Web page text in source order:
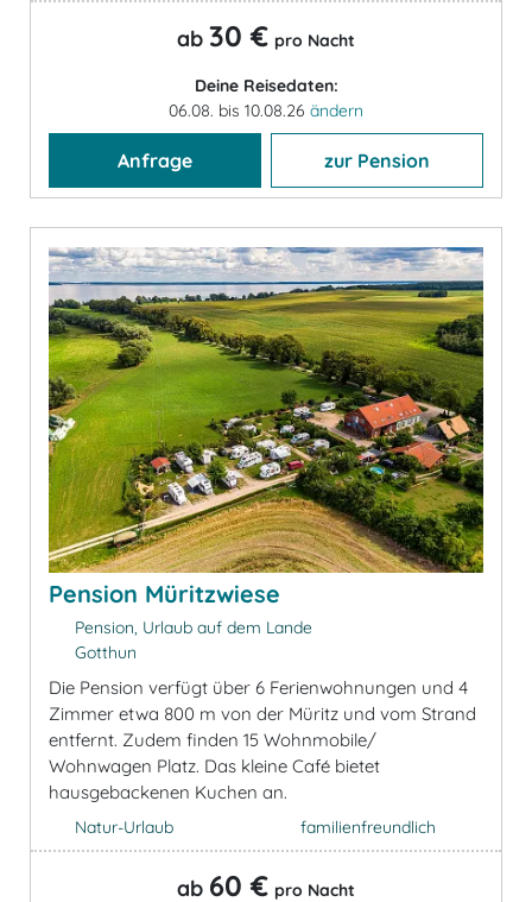
ab 30 € pro Nacht
Deine Reisedaten:
06.08. bis 10.08.26 ändern
Anfrage zur Pension
Pension Müritzwiese
Pension, Urlaub auf dem Lande
Gotthun
Die Pension verfügt über 6 Ferienwohnungen und 4
Zimmer etwa 800 m von der Müritz und vom Strand
entfernt. Zudem finden 15 Wohnmobile/
Wohnwagen Platz. Das kleine Café bietet
hausgebackenen Kuchen an.
Natur-Urlaub familienfreundlich
ab 60 € pro Nacht